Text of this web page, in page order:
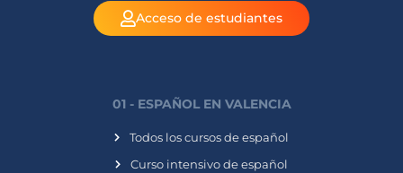
Acceso de estudiantes
01 - ESPAÑOL EN VALENCIA
Todos los cursos de español
Curso intensivo de español